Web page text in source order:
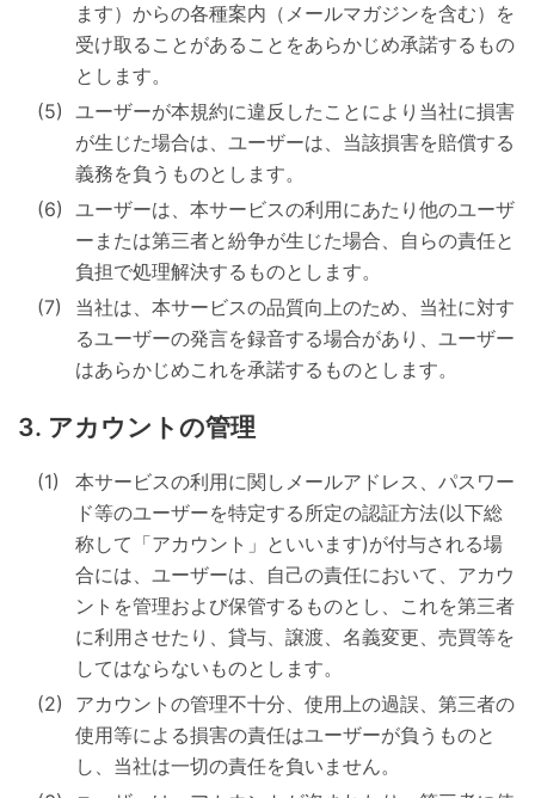
ます）からの各種案内（メールマガジンを含む）を
受け取ることがあることをあらかじめ承諾するもの
とします。
ユーザーが本規約に違反したことにより当社に損害
が生じた場合は、ユーザーは、当該損害を賠償する
義務を負うものとします。
ユーザーは、本サービスの利用にあたり他のユーザ
ーまたは第三者と紛争が生じた場合、自らの責任と
負担で処理解決するものとします。
当社は、本サービスの品質向上のため、当社に対す
るユーザーの発言を録音する場合があり、ユーザー
はあらかじめこれを承諾するものとします。
アカウントの管理
本サービスの利用に関しメールアドレス、パスワー
ド等のユーザーを特定する所定の認証方法(以下総
称して「アカウント」といいます)が付与される場
合には、ユーザーは、自己の責任において、アカウ
ントを管理および保管するものとし、これを第三者
に利用させたり、貸与、譲渡、名義変更、売買等を
してはならないものとします。
アカウントの管理不十分、使用上の過誤、第三者の
使用等による損害の責任はユーザーが負うものと
し、当社は一切の責任を負いません。